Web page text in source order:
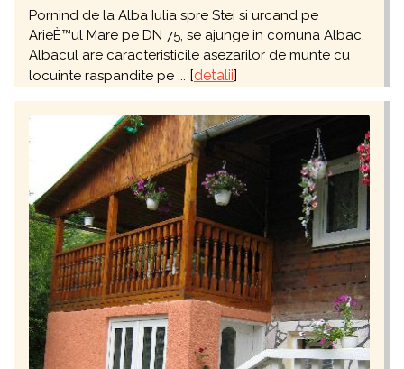
Pornind de la Alba Iulia spre Stei si urcand pe
ArieÈ™ul Mare pe DN 75, se ajunge in comuna Albac.
Albacul are caracteristicile asezarilor de munte cu
locuinte raspandite pe ... [detalii]